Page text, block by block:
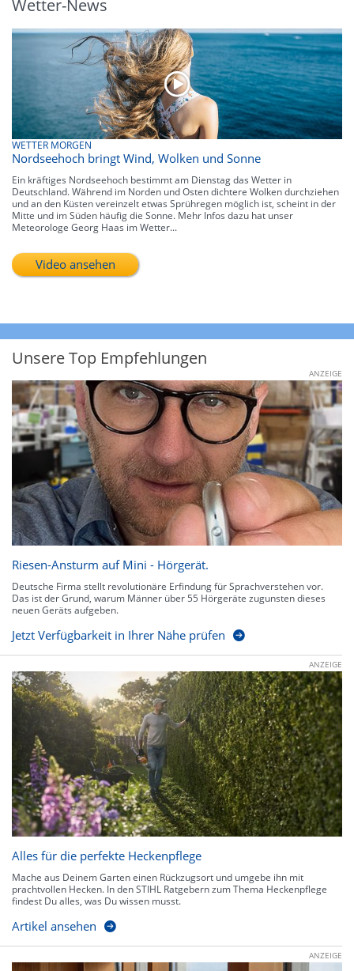
Wetter-News
WETTER MORGEN
Nordseehoch bringt Wind, Wolken und Sonne
Ein kräftiges Nordseehoch bestimmt am Dienstag das Wetter in
Deutschland. Während im Norden und Osten dichtere Wolken durchziehen
und an den Küsten vereinzelt etwas Sprühregen möglich ist, scheint in der
Mitte und im Süden häufig die Sonne. Mehr Infos dazu hat unser
Meteorologe Georg Haas im Wetter...
Video ansehen
Unsere Top Empfehlungen
ANZEIGE
Riesen-Ansturm auf Mini - Hörgerät.
Deutsche Firma stellt revolutionäre Erfindung für Sprachverstehen vor.
Das ist der Grund, warum Männer über 55 Hörgeräte zugunsten dieses
neuen Geräts aufgeben.
Jetzt Verfügbarkeit in Ihrer Nähe prüfen
ANZEIGE
Alles für die perfekte Heckenpflege
Mache aus Deinem Garten einen Rückzugsort und umgebe ihn mit
prachtvollen Hecken. In den STIHL Ratgebern zum Thema Heckenpflege
findest Du alles, was Du wissen musst.
Artikel ansehen
ANZEIGE